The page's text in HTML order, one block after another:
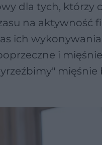
dla tych, którzy
na aktywność
ich
i
mięśnie